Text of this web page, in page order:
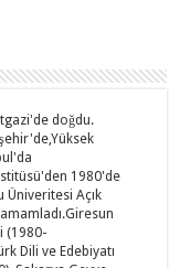
doğdu.
1980'de
Açık
(1980-
Dili ve Edebiyatı